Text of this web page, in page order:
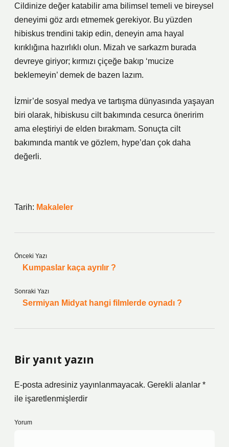
Cildinize değer katabilir ama bilimsel temeli ve bireysel
deneyimi göz ardı etmemek gerekiyor. Bu yüzden
hibiskus trendini takip edin, deneyin ama hayal
kırıklığına hazırlıklı olun. Mizah ve sarkazm burada
devreye giriyor; kırmızı çiçeğe bakıp ‘mucize
beklemeyin’ demek de bazen lazım.
İzmir’de sosyal medya ve tartışma dünyasında yaşayan
biri olarak, hibiskusu cilt bakımında cesurca öneririm
ama eleştiriyi de elden bırakmam. Sonuçta cilt
bakımında mantık ve gözlem, hype’dan çok daha
değerli.
Tarih: Makaleler
Önceki Yazı
Kumpaslar kaça ayrılır ?
Sonraki Yazı
Sermiyan Midyat hangi filmlerde oynadı ?
Bir yanıt yazın
E-posta adresiniz yayınlanmayacak. Gerekli alanlar *
ile işaretlenmişlerdir
Yorum